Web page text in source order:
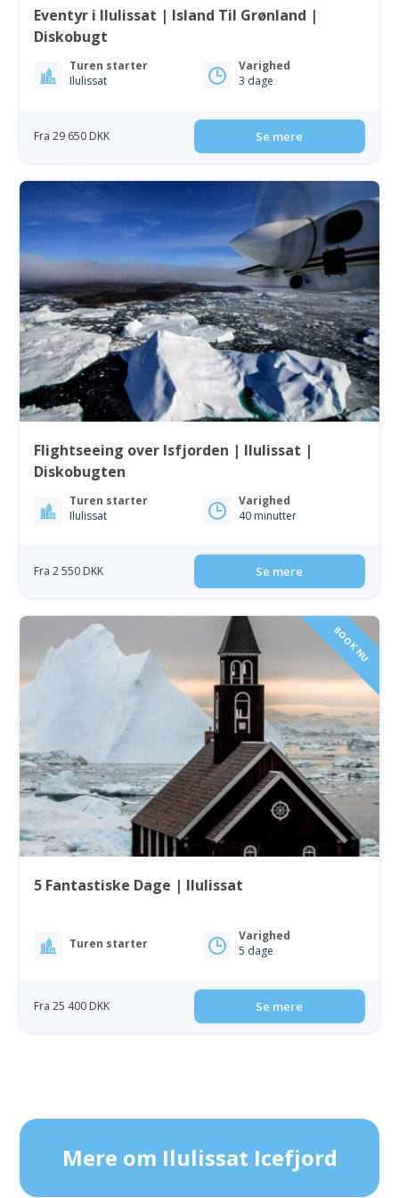
Eventyr i Ilulissat | Island Til Grønland |
Diskobugt
Turen starter
Ilulissat
Varighed
3 dage
Fra 29 650 DKK Se mere
Flightseeing over Isfjorden | Ilulissat |
Diskobugten
Turen starter
Ilulissat
Varighed
40 minutter
Fra 2 550 DKK Se mere
BOOK NU
5 Fantastiske Dage | Ilulissat
Turen starter
Varighed
5 dage
Fra 25 400 DKK Se mere
Mere om Ilulissat Icefjord